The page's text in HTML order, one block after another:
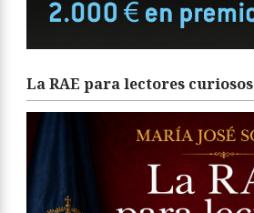
La RAE para lectores curiosos